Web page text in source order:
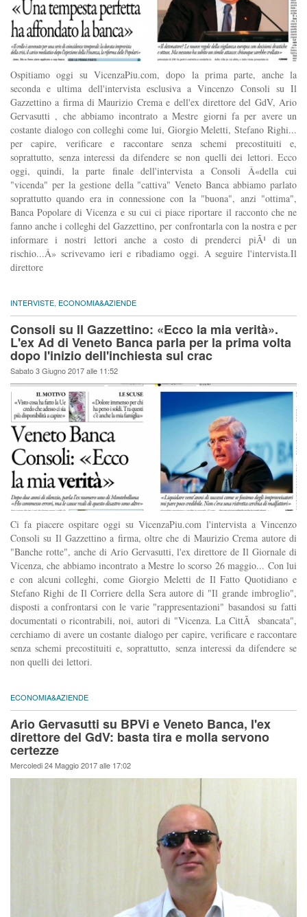
Ospitiamo oggi su VicenzaPiu.com, dopo la prima parte, anche la
seconda e ultima dell'intervista esclusiva a Vincenzo Consoli su Il
Gazzettino a firma di Maurizio Crema e dell'ex direttore del GdV, Ario
Gervasutti , che abbiamo incontrato a Mestre giorni fa per avere un
costante dialogo con colleghi come lui, Giorgio Meletti, Stefano Righi...
per capire, verificare e raccontare senza schemi precostituiti e,
soprattutto, senza interessi da difendere se non quelli dei lettori. Ecco
oggi, quindi, la parte finale dell'intervista a Consoli Â«della cui
"vicenda" per la gestione della "cattiva" Veneto Banca abbiamo parlato
soprattutto quando era in connessione con la "buona", anzi "ottima",
Banca Popolare di Vicenza e su cui ci piace riportare il racconto che ne
fanno anche i colleghi del Gazzettino, per confrontarla con la nostra e per
informare i nostri lettori anche a costo di prenderci piÃ¹ di un
rischio...Â» scrivevamo ieri e ribadiamo oggi. A seguire l'intervista.Il
direttore
INTERVISTE, ECONOMIA&AZIENDE
Consoli su Il Gazzettino: «Ecco la mia verità».
L'ex Ad di Veneto Banca parla per la prima volta
dopo l'inizio dell'inchiesta sul crac
Sabato 3 Giugno 2017 alle 11:52
Ci fa piacere ospitare oggi su VicenzaPiu.com l'intervista a Vincenzo
Consoli su Il Gazzettino a firma, oltre che di Maurizio Crema autore di
"Banche rotte", anche di Ario Gervasutti, l'ex direttore de Il Giornale di
Vicenza, che abbiamo incontrato a Mestre lo scorso 26 maggio... Con lui
e con alcuni colleghi, come Giorgio Meletti de Il Fatto Quotidiano e
Stefano Righi de Il Corriere della Sera autore di "Il grande imbroglio",
disposti a confrontarsi con le varie "rappresentazioni" basandosi su fatti
documentati o ricontrabili, noi, autori di "Vicenza. La CittÃ sbancata",
cerchiamo di avere un costante dialogo per capire, verificare e raccontare
senza schemi precostituiti e, soprattutto, senza interessi da difendere se
non quelli dei lettori.
ECONOMIA&AZIENDE
Ario Gervasutti su BPVi e Veneto Banca, l'ex
direttore del GdV: basta tira e molla servono
certezze
Mercoledi 24 Maggio 2017 alle 17:02